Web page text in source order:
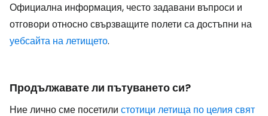
Официална информация, често задавани въпроси и
отговори относно свързващите полети са достъпни на
уебсайта на летището.
Продължавате ли пътуването си?
Ние лично сме посетили стотици летища по целия свят